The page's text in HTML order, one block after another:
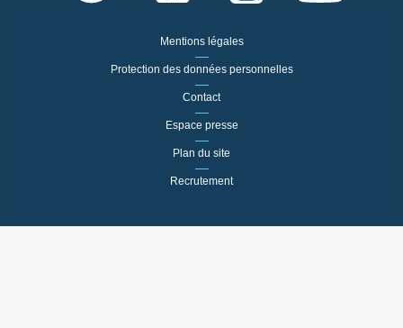
Mentions légales
Protection des données personnelles
Contact
Espace presse
Plan du site
Recrutement